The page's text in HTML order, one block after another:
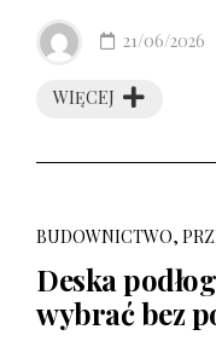
WIĘCEJ
21/06/2026
BUDOWNICTWO,
Deska
wybrać bez